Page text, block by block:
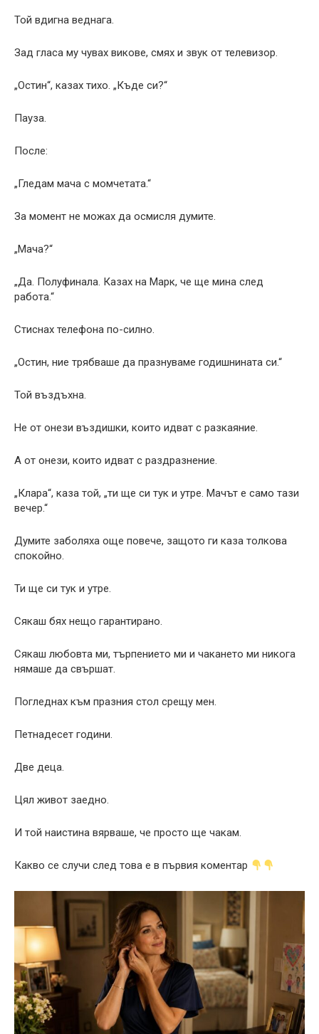
Той вдигна веднага.
Зад гласа му чувах викове, смях и звук от телевизор.
„Остин“, казах тихо. „Къде си?“
Пауза.
После:
„Гледам мача с момчетата.“
За момент не можах да осмисля думите.
„Мача?“
„Да. Полуфинала. Казах на Марк, че ще мина след
работа.“
Стиснах телефона по-силно.
„Остин, ние трябваше да празнуваме годишнината си.“
Той въздъхна.
Не от онези въздишки, които идват с разкаяние.
А от онези, които идват с раздразнение.
„Клара“, каза той, „ти ще си тук и утре. Мачът е само тази
вечер.“
Думите заболяха още повече, защото ги каза толкова
спокойно.
Ти ще си тук и утре.
Сякаш бях нещо гарантирано.
Сякаш любовта ми, търпението ми и чакането ми никога
нямаше да свършат.
Погледнах към празния стол срещу мен.
Петнадесет години.
Две деца.
Цял живот заедно.
И той наистина вярваше, че просто ще чакам.
Какво се случи след това е в първия коментар